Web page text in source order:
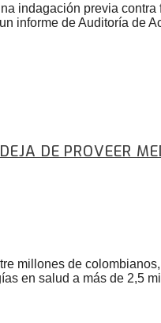
indagación previa
informe de Auditoría
DE PROVEER
millones de
en salud a más de 2,5